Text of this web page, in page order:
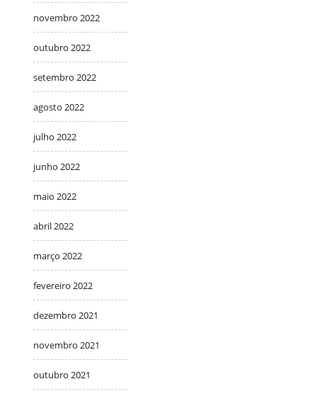
novembro 2022
outubro 2022
setembro 2022
agosto 2022
julho 2022
junho 2022
maio 2022
abril 2022
março 2022
fevereiro 2022
dezembro 2021
novembro 2021
outubro 2021